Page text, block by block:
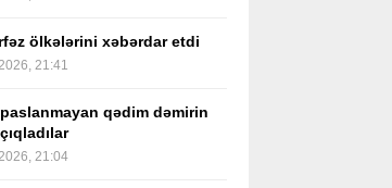
ölkələrini xəbərdar etdi
21:41
qədim dəmirin
21:04